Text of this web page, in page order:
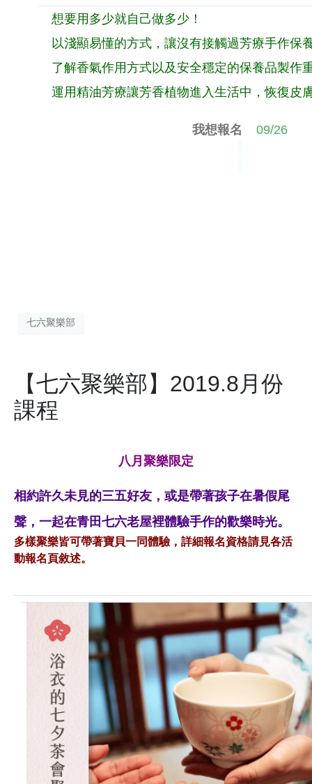
想要用多少就自己做多少！
以淺顯易懂的方式，讓沒有接觸過芳療手作保
了解香氣作用方式以及安全穩定的保養品製作
運用精油芳療讓芳香植物進入生活中，恢復皮
我想報名 09/26
七六聚樂部
【七六聚樂部】2019.8月份
課程
八月聚樂限定
相約許久未見的三五好友，或是帶著孩子在暑假尾
聲，一起在青田七六老屋裡體驗手作的歡樂時光。
多樣聚樂皆可帶著寶貝一同體驗，詳細報名資格請見各活
動報名頁敘述。